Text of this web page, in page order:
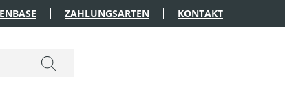
ZAHLUNGSARTEN KONTAKT